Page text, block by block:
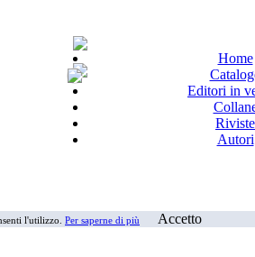
Home
Editori in
Riviste
Autori
l'utilizzo. Per saperne di più Accetto